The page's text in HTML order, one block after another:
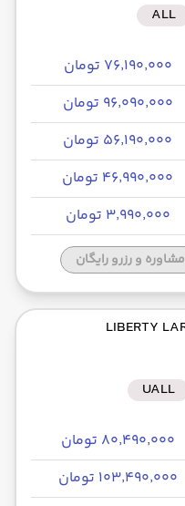
ALL
۷۶٬۱۹۰٬۰۰۰ تومان
۹۶٬۰۹۰٬۰۰۰ تومان
۵۶٬۱۹۰٬۰۰۰ تومان
۴۶٬۹۹۰٬۰۰۰ تومان
۳٬۹۹۰٬۰۰۰ تومان
مشاوره و رزرو رایگان
UALL
۸۰٬۴۹۰٬۰۰۰ تومان
۱۰۳٬۴۹۰٬۰۰۰ تومان